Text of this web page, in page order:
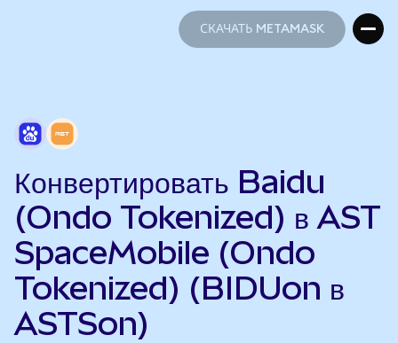
СКАЧАТЬ METAMASK
Конвертировать Baidu
(Ondo Tokenized) в AST
SpaceMobile (Ondo
Tokenized) (BIDUon в
ASTSon)